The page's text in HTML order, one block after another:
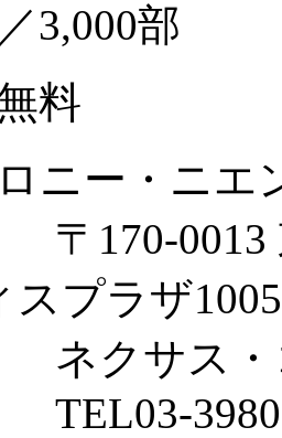
3,000部
料
ニー・ニエ
東京
スプラザ1005
・コミ